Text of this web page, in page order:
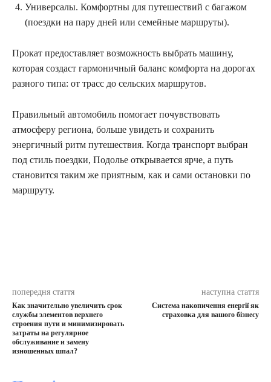
Универсалы. Комфортны для путешествий с багажом
(поездки на пару дней или семейные маршруты).
Прокат предоставляет возможность выбрать машину,
которая создаст гармоничный баланс комфорта на дорогах
разного типа: от трасс до сельских маршрутов.
Правильный автомобиль помогает почувствовать
атмосферу региона, больше увидеть и сохранить
энергичный ритм путешествия. Когда транспорт выбран
под стиль поездки, Подолье открывается ярче, а путь
становится таким же приятным, как и сами остановки по
маршруту.
попередня стаття
Как значительно увеличить срок
службы элементов верхнего
строения пути и минимизировать
затраты на регулярное
обслуживание и замену
изношенных шпал?
наступна стаття
Система накопичення енергії як
страховка для вашого бізнесу